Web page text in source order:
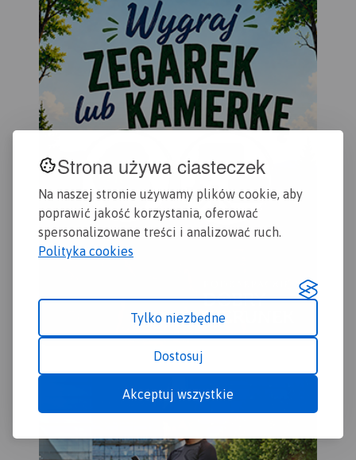
Strona używa ciasteczek
Na naszej stronie używamy plików cookie, aby
poprawić jakość korzystania, oferować
spersonalizowane treści i analizować ruch.
Polityka cookies
Tylko niezbędne
Dostosuj
Akceptuj wszystkie
Zielonki oraz Park
Krajobrazowy Promno.